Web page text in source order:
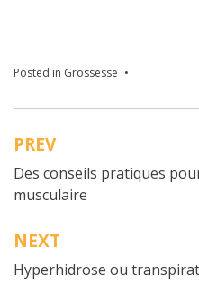
Posted in Grossesse
Navigation
de
l’article
PREV
Des conseils pratiques
musculaire
NEXT
Hyperhidrose ou